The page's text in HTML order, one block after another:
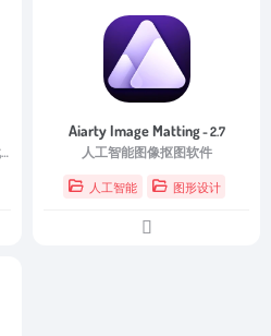
人工智能驱动的视频转换器和下载器
Aiarty Image Matting- 2.7
人工智能图像抠图软件
人工智能 图形设计